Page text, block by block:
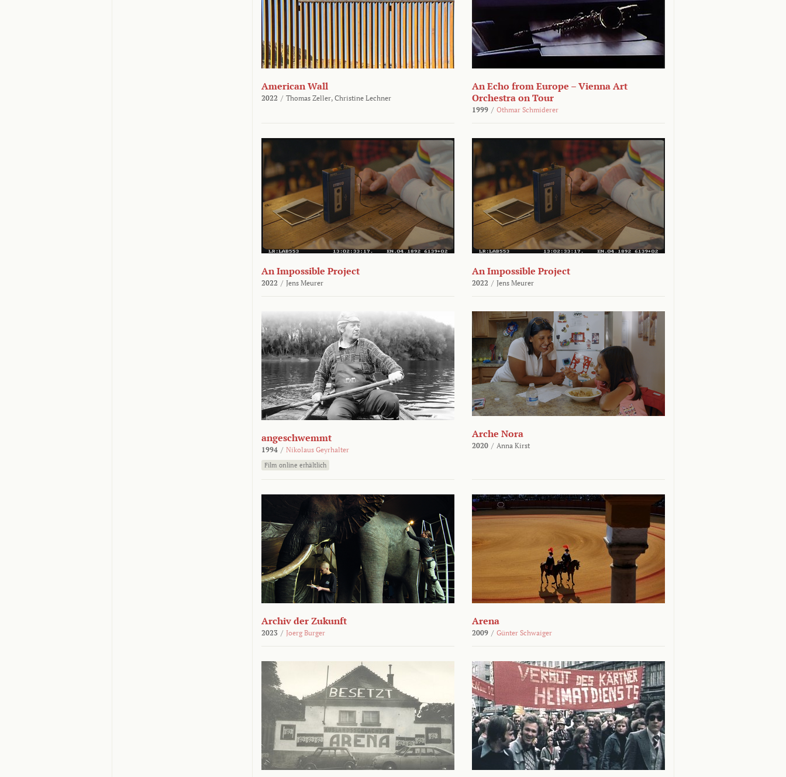
American Wall
2022 / Thomas Zeller, Christine Lechner
An Echo from Europe – Vienna Art
Orchestra on Tour
1999 / Othmar Schmiderer
An Impossible Project
2022 / Jens Meurer
An Impossible Project
2022 / Jens Meurer
angeschwemmt
1994 / Nikolaus Geyrhalter
Film online erhältlich
Arche Nora
2020 / Anna Kirst
Archiv der Zukunft
2023 / Joerg Burger
Arena
2009 / Günter Schwaiger